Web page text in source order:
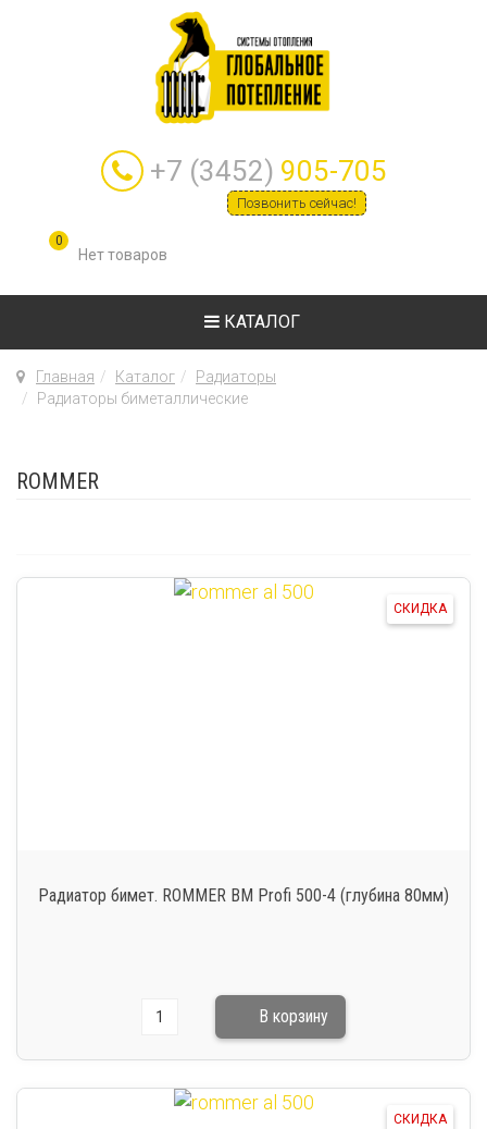
+7 (3452) 905-705
Позвонить сейчас!
0
КАТАЛОГ
Главная Каталог
Радиаторы
Радиаторы биметаллические
ROMMER
СКИДКА
Радиатор бимет. ROMMER BM Profi 500-4 (глубина 80мм)
СКИДКА